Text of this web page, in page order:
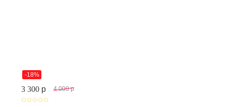
-18%
3 300 p 4 000 p